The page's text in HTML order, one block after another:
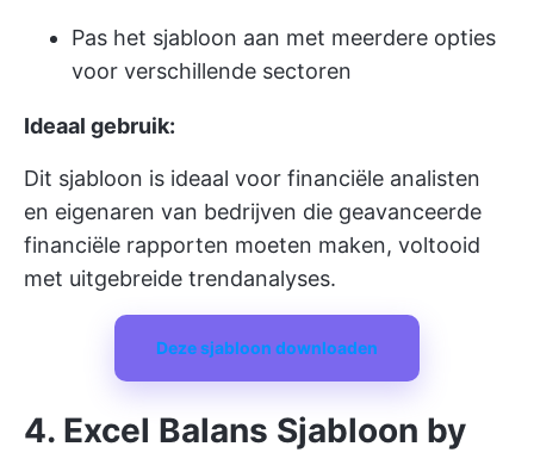
Pas het sjabloon aan met meerdere opties
voor verschillende sectoren
Ideaal gebruik:
Dit sjabloon is ideaal voor financiële analisten
en eigenaren van bedrijven die geavanceerde
financiële rapporten moeten maken, voltooid
met uitgebreide trendanalyses.
Deze sjabloon downloaden
4. Excel Balans Sjabloon by